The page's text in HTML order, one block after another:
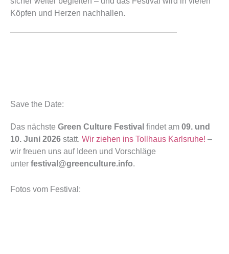
Köp­fen und Her­zen nach­hal­len.
Save the Date:
Das nächs­te Green Cul­tu­re Fes­ti­val fin­det am 09. und
10. Juni 2026 statt. Wir zie­hen ins Toll­haus Karls­ru­he! –
wir freu­en uns auf Ideen und Vor­schlä­ge
unter festival@greenculture.info.
Fotos vom Festival: